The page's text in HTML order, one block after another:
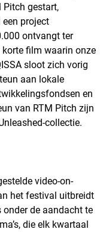
Pitch gestart,
project
ontvangt ter
film waarin onze
sloot zich vorig
aan lokale
en
van RTM Pitch zijn
collectie.
video-on-
het festival uitbreidt
de aandacht te
die elk kwartaal